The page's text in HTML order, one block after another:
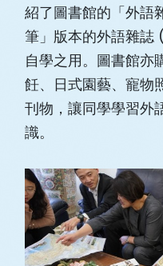
紹了圖書館的「外語
筆」版本的外語雜誌
自學之用。圖書館亦
飪、日式園藝、寵物
刊物，讓同學學習外
識。